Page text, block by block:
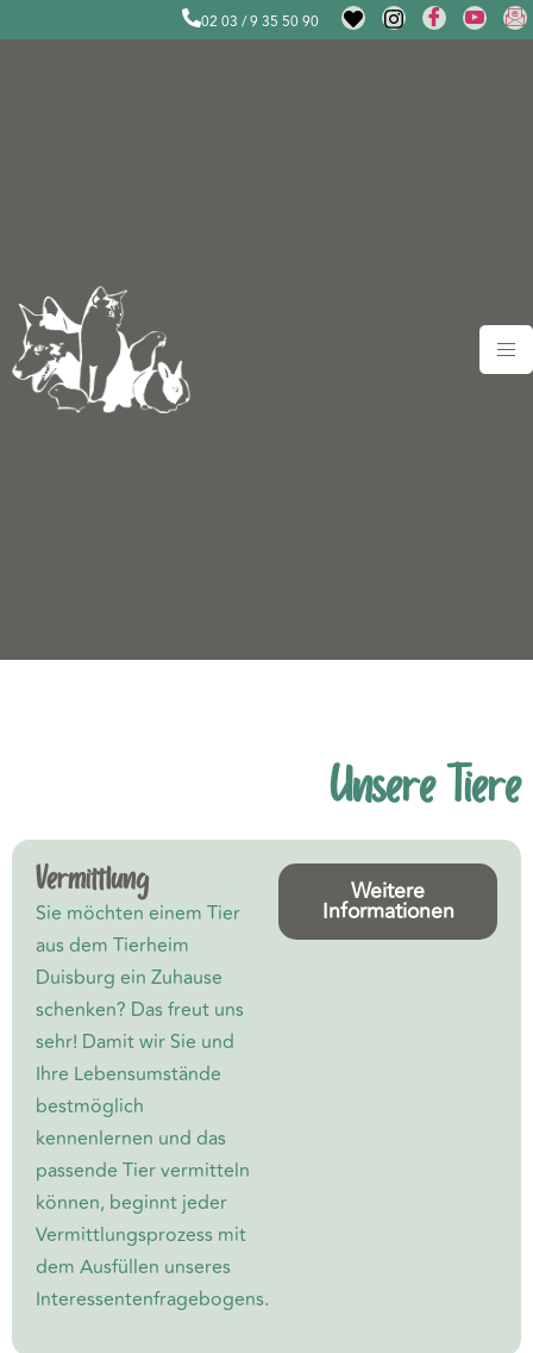
02 03 / 9 35 50 90
Unsere Tiere
Vermittlung
Sie möchten einem Tier
aus dem Tierheim
Duisburg ein Zuhause
schenken? Das freut uns
sehr! Damit wir Sie und
Ihre Lebensumstände
bestmöglich
kennenlernen und das
passende Tier vermitteln
können, beginnt jeder
Vermittlungsprozess mit
dem Ausfüllen unseres
Interessentenfragebogens.
Weitere
Informationen